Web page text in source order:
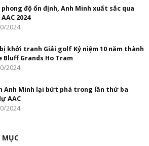
độ ổn định, Anh Minh xuất sắc qua
2024
2024
khởi tranh Giải golf Kỷ niệm 10 năm thành
Bluff Grands Ho Tram
2024
Anh Minh lại bứt phá trong lần thứ ba
AAC
2024
MỤC